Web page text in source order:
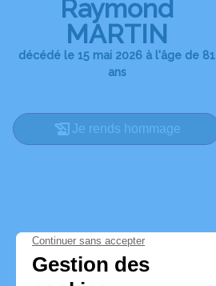
Raymond
MARTIN
décédé le 15 mai 2026 à l'âge de 81
ans
Je rends hommage